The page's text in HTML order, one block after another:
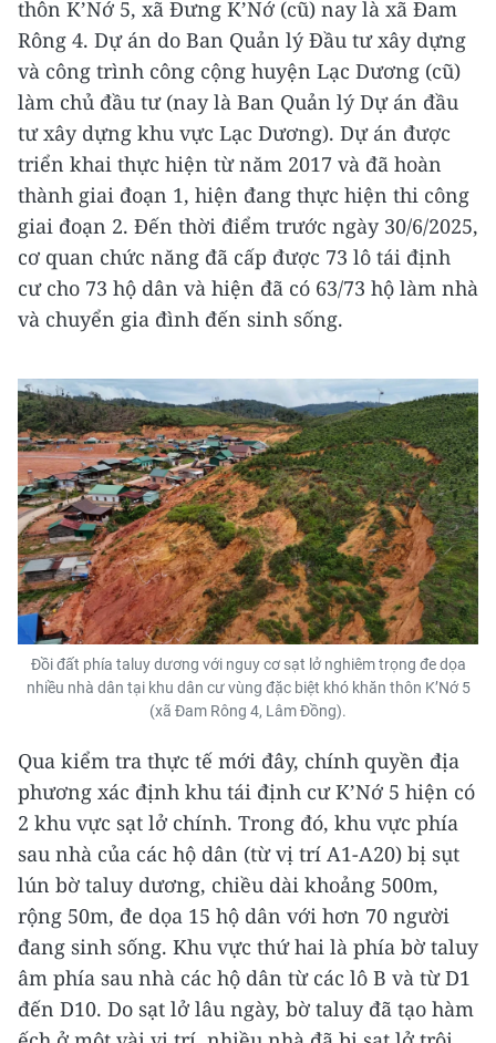
thôn K’Nớ 5, xã Đưng K’Nớ (cũ) nay là xã Đam
Rông 4. Dự án do Ban Quản lý Đầu tư xây dựng
và công trình công cộng huyện Lạc Dương (cũ)
làm chủ đầu tư (nay là Ban Quản lý Dự án đầu
tư xây dựng khu vực Lạc Dương). Dự án được
triển khai thực hiện từ năm 2017 và đã hoàn
thành giai đoạn 1, hiện đang thực hiện thi công
giai đoạn 2. Đến thời điểm trước ngày 30/6/2025,
cơ quan chức năng đã cấp được 73 lô tái định
cư cho 73 hộ dân và hiện đã có 63/73 hộ làm nhà
và chuyển gia đình đến sinh sống.
Đồi đất phía taluy dương với nguy cơ sạt lở nghiêm trọng đe dọa
nhiều nhà dân tại khu dân cư vùng đặc biệt khó khăn thôn K’Nớ 5
(xã Đam Rông 4, Lâm Đồng).
Qua kiểm tra thực tế mới đây, chính quyền địa
phương xác định khu tái định cư K’Nớ 5 hiện có
2 khu vực sạt lở chính. Trong đó, khu vực phía
sau nhà của các hộ dân (từ vị trí A1-A20) bị sụt
lún bờ taluy dương, chiều dài khoảng 500m,
rộng 50m, đe dọa 15 hộ dân với hơn 70 người
đang sinh sống. Khu vực thứ hai là phía bờ taluy
âm phía sau nhà các hộ dân từ các lô B và từ D1
đến D10. Do sạt lở lâu ngày, bờ taluy đã tạo hàm